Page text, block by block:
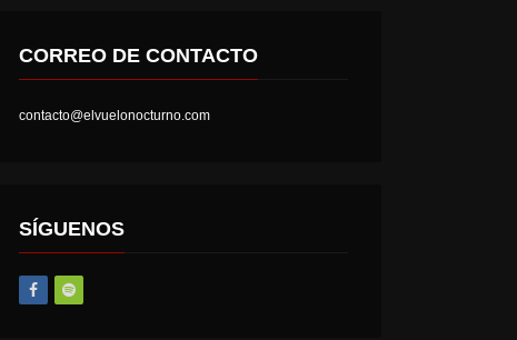
CORREO DE CONTACTO
contacto@elvuelonocturno.com
SÍGUENOS